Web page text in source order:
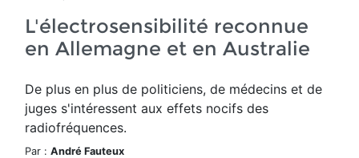
L'électrosensibilité reconnue
en Allemagne et en Australie
De plus en plus de politiciens, de médecins et de
juges s'intéressent aux effets nocifs des
radiofréquences.
Par : André Fauteux